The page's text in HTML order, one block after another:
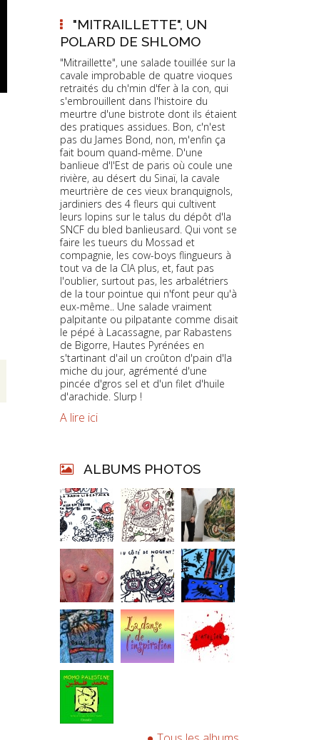
"MITRAILLETTE", UN
POLARD DE SHLOMO
"Mitraillette", une salade touillée sur la
cavale improbable de quatre vioques
retraités du ch'min d'fer à la con, qui
s'embrouillent dans l'histoire du
meurtre d'une bistrote dont ils étaient
des pratiques assidues. Bon, c'n'est
pas du James Bond, non, m'enfin ça
fait boum quand-même. D'une
banlieue d'l'Est de paris où coule une
rivière, au désert du Sinaï, la cavale
meurtrière de ces vieux branquignols,
jardiniers des 4 fleurs qui cultivent
leurs lopins sur le talus du dépôt d'la
SNCF du bled banlieusard. Qui vont se
faire les tueurs du Mossad et
compagnie, les cow-boys flingueurs à
tout va de la CIA plus, et, faut pas
l'oublier, surtout pas, les arbalétriers
de la tour pointue qui n'font peur qu'à
eux-même.. Une salade vraiment
palpitante ou pilpatante comme disait
le pépé à Lacassagne, par Rabastens
de Bigorre, Hautes Pyrénées en
s'tartinant d'ail un croûton d'pain d'la
miche du jour, agrémenté d'une
pincée d'gros sel et d'un filet d'huile
d'arachide. Slurp !
A lire ici
ALBUMS PHOTOS